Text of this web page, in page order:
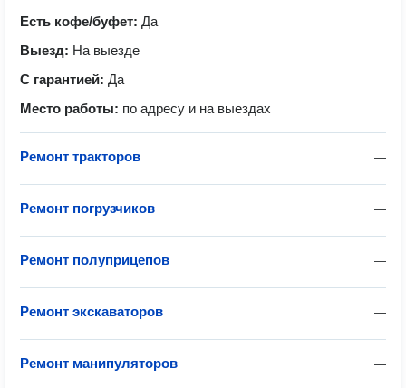
Есть кофе/буфет: Да
Выезд: На выезде
С гарантией: Да
Место работы: по адресу и на выездах
—
Ремонт тракторов
—
Ремонт погрузчиков
—
Ремонт полуприцепов
—
Ремонт экскаваторов
—
Ремонт манипуляторов